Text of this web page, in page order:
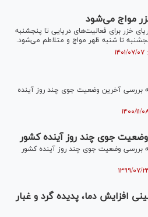
مواج می‌شود
خزر برای فعالیت‌های دریایی تا پنجشنبه
تا شنبه ظهر مواج و متلاطم می‌شود.
بررسی آخرین وضعیت جوی چند روز آینده
جوی چند روز آینده کشور
بررسی وضعیت جوی چند روز آینده کشور
افزایش دما، پدیده گرد و غبار